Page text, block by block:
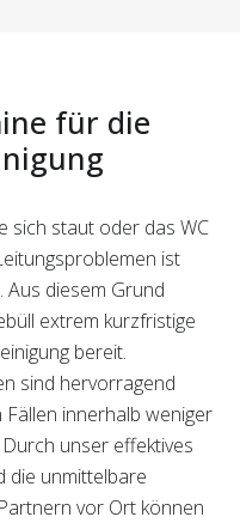
für die
sich staut oder das WC
ist
Aus diesem Grund
extrem kurzfristige
bereit.
sind hervorragend
innerhalb weniger
unser effektives
die unmittelbare
vor Ort können